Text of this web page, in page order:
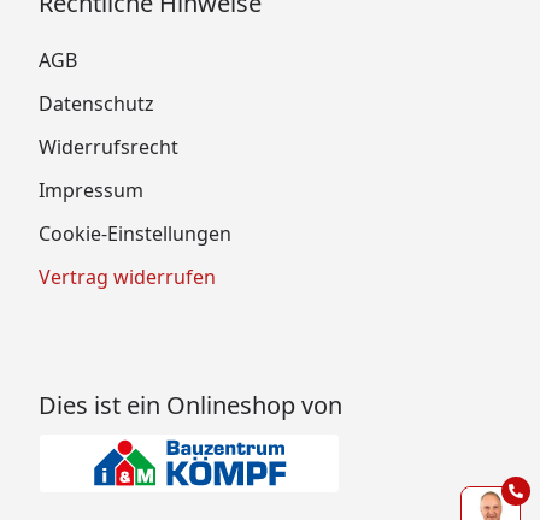
AGB
Datenschutz
Widerrufsrecht
Impressum
Cookie-Einstellungen
Vertrag widerrufen
Dies ist ein Onlineshop von